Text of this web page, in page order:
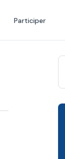
Participer